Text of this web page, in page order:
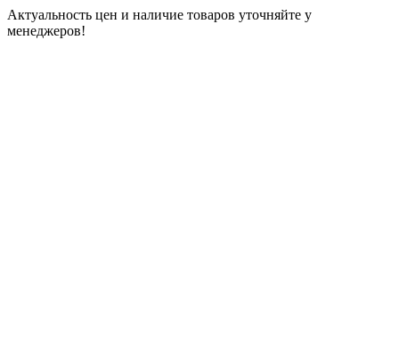
Актуальность цен и наличие товаров уточняйте у
менеджеров!